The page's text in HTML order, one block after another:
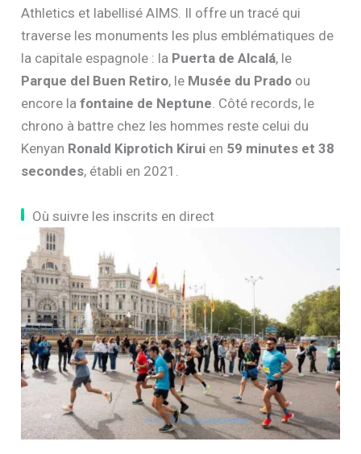
Athletics et labellisé AIMS. Il offre un tracé qui
traverse les monuments les plus emblématiques de
la capitale espagnole : la Puerta de Alcalá, le
Parque del Buen Retiro, le Musée du Prado ou
encore lafontaine de Neptune. Côté records, le
chrono à battre chez les hommes reste celui du
Kenyan Ronald Kiprotich Kirui en 59 minutes et 38
secondes, établi en 2021.
Où suivre les inscrits en direct